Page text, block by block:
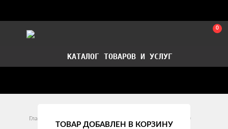
0
КАТАЛОГ ТОВАРОВ И УСЛУГ
Главная 300
ТОВАР ДОБАВЛЕН В КОРЗИНУ